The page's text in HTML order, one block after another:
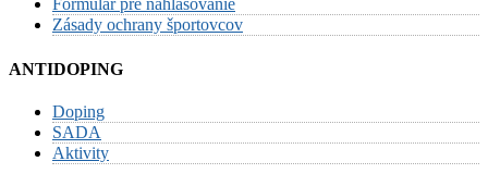
Formulár pre nahlasovanie
Zásady ochrany športovcov
ANTIDOPING
Doping
SADA
Aktivity